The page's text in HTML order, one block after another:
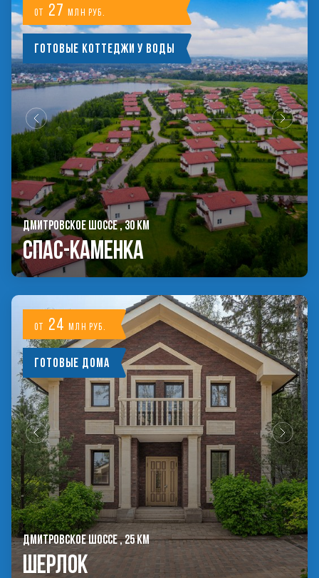
от 27млн руб.
Готовые коттеджи у воды
ДМИТРОВСКОЕ ШОССЕ , 30 КМ
Спас-Каменка
от 24млн руб.
Готовые дома
ДМИТРОВСКОЕ ШОССЕ , 25 КМ
Шерлок